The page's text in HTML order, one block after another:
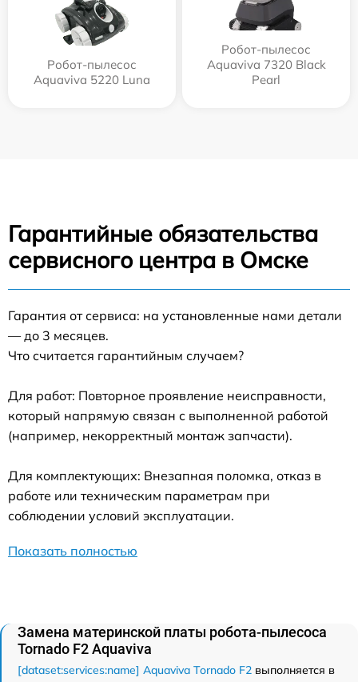
Робот-пылесос
Aquaviva 5220 Luna
Робот-пылесос
Aquaviva 7320 Black
Pearl
Гарантийные обязательства
сервисного центра в Омске
Гарантия от сервиса: на установленные нами детали
— до 3 месяцев.
Что считается гарантийным случаем?
Для работ: Повторное проявление неисправности,
который напрямую связан с выполненной работой
(например, некорректный монтаж запчасти).
Для комплектующих: Внезапная поломка, отказ в
работе или техническим параметрам при
соблюдении условий эксплуатации.
Показать полностью
Замена материнской платы робота-пылесоса
Tornado F2 Aquaviva
[dataset:services:name] Aquaviva Tornado F2 выполняется в